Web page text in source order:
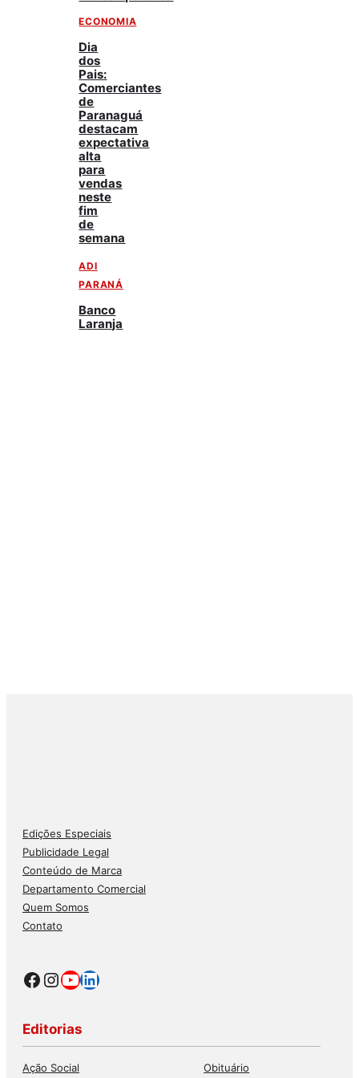
ECONOMIA
Dia
dos
Pais:
Comerciantes
de
Paranaguá
destacam
expectativa
alta
para
vendas
neste
fim
de
semana
ADI
PARANÁ
Banco
Laranja
Edições Especiais
Publicidade Legal
Conteúdo de Marca
Departamento Comercial
Quem Somos
Contato
Facebook
Instagram
Youtube
LinkedIn
Editorias
Ação Social Obituário